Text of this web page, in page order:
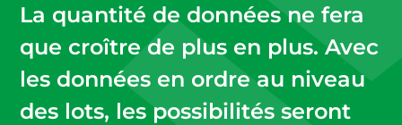
La quantité de données ne fera
que croître de plus en plus. Avec
les données en ordre au niveau
des lots, les possibilités seront